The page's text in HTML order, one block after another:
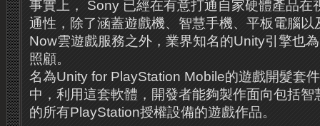
事實上， Sony 已經在有意打通自家硬體產品在
通性，除了涵蓋遊戲機、智慧手機、平板電腦
Now雲遊戲服務之外，業界知名的Unity引擎也
照顧。
名為Unity for PlayStation Mobile的遊戲開髮套
中，利用這套軟體，開發者能夠製作面向包括智
的所有PlayStation授權設備的遊戲作品。